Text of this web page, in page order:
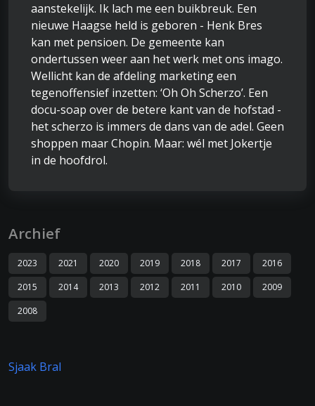
aanstekelijk. Ik lach me een buikbreuk. Een
nieuwe Haagse held is geboren - Henk Bres
kan met pensioen. De gemeente kan
ondertussen weer aan het werk met ons imago.
Wellicht kan de afdeling marketing een
tegenoffensief inzetten: ‘Oh Oh Scherzo’. Een
docu-soap over de betere kant van de hofstad -
het scherzo is immers de dans van de adel. Geen
shoppen maar Chopin. Maar: wél met Jokertje
in de hoofdrol.
Archief
2023 2021 2020 2019 2018 2017
2016
2015
2014 2013 2012 2011 2010
2009
2008
Sjaak Bral